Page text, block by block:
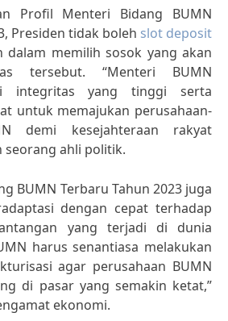
Profil Menteri Bidang BUMN
Presiden tidak boleh slot deposit
dalam memilih sosok yang akan
tersebut. “Menteri BUMN
integritas yang tinggi serta
untuk memajukan perusahaan-
demi kesejahteraan rakyat
seorang ahli politik.
BUMN Terbaru Tahun 2023 juga
dengan cepat terhadap
yang terjadi di dunia
harus senantiasa melakukan
agar perusahaan BUMN
di pasar yang semakin ketat,”
ekonomi.